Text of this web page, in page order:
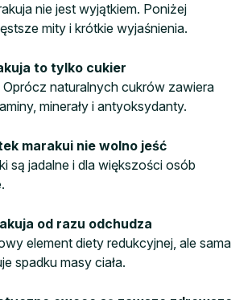
nie jest wyjątkiem. Poniżej
mity i krótkie wyjaśnienia.
to tylko cukier
Oprócz naturalnych cukrów zawiera
minerały i antyoksydanty.
marakui nie wolno jeść
są jadalne i dla większości osób
od razu odchudza
element diety redukcyjnej, ale sama
spadku masy ciała.